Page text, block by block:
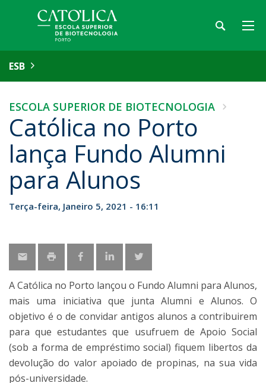
ESB
ESCOLA SUPERIOR DE BIOTECNOLOGIA
Católica no Porto
lança Fundo Alumni
para Alunos
Terça-feira, Janeiro 5, 2021 - 16:11
A Católica no Porto lançou o Fundo Alumni para Alunos,
mais uma iniciativa que junta Alumni e Alunos. O
objetivo é o de convidar antigos alunos a contribuirem
para que estudantes que usufruem de Apoio Social
(sob a forma de empréstimo social) fiquem libertos da
devolução do valor apoiado de propinas, na sua vida
pós-universidade.